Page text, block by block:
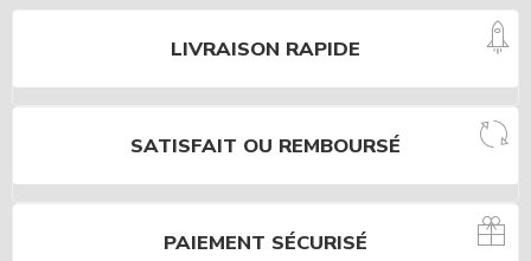
LIVRAISON RAPIDE
SATISFAIT OU REMBOURSÉ
PAIEMENT SÉCURISÉ